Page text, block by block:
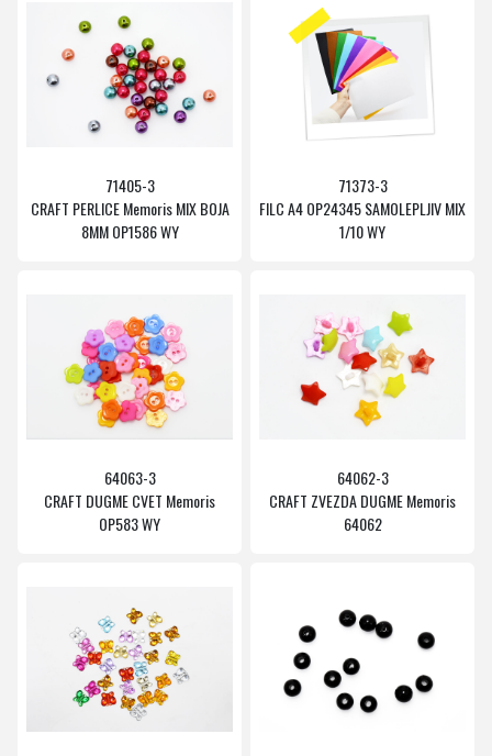
71405-3
CRAFT PERLICE Memoris MIX BOJA
8MM OP1586 WY
71373-3
FILC A4 OP24345 SAMOLEPLJIV MIX
1/10 WY
64063-3
CRAFT DUGME CVET Memoris
OP583 WY
64062-3
CRAFT ZVEZDA DUGME Memoris
64062